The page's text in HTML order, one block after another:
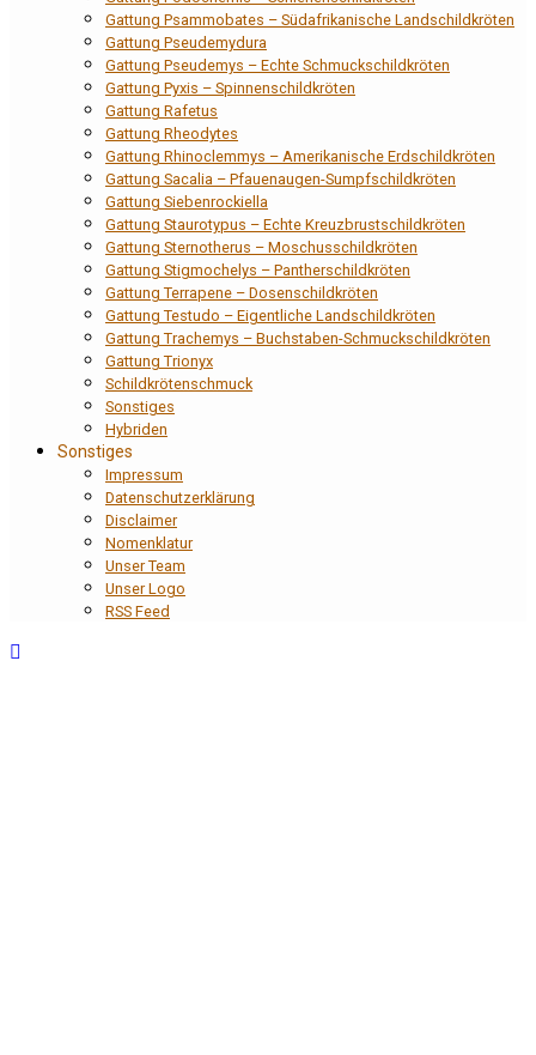
Gattung Psammobates – Südafrikanische Landschildkröten
Gattung Pseudemydura
Gattung Pseudemys – Echte Schmuckschildkröten
Gattung Pyxis – Spinnenschildkröten
Gattung Rafetus
Gattung Rheodytes
Gattung Rhinoclemmys – Amerikanische Erdschildkröten
Gattung Sacalia – Pfauenaugen-Sumpfschildkröten
Gattung Siebenrockiella
Gattung Staurotypus – Echte Kreuzbrustschildkröten
Gattung Sternotherus – Moschusschildkröten
Gattung Stigmochelys – Pantherschildkröten
Gattung Terrapene – Dosenschildkröten
Gattung Testudo – Eigentliche Landschildkröten
Gattung Trachemys – Buchstaben-Schmuckschildkröten
Gattung Trionyx
Schildkrötenschmuck
Sonstiges
Hybriden
Sonstiges
Impressum
Datenschutzerklärung
Disclaimer
Nomenklatur
Unser Team
Unser Logo
RSS Feed